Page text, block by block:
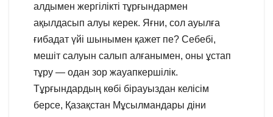
алдымен жергілікті тұрғындармен
ақылдасып алуы керек. Яғни, сол ауылға
ғибадат үйі шынымен қажет пе? Себебі,
мешіт салуын салып алғанымен, оны ұстап
тұру — одан зор жауапкершілік.
Тұрғындардың көбі бірауыздан келісім
берсе, Қазақстан Мұсылмандары діни